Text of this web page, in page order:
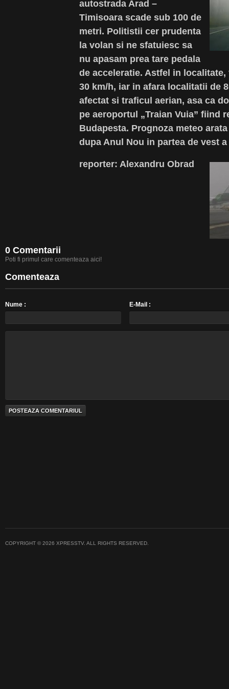
autostrada Arad –
Timisoara scade sub 100 de
metri. Politistii cer prudenta
la volan si ne sfatuiesc sa
nu apasam prea tare pedala
de acceleratie. Astfel in
30 km/h, iar in afara localitatii de
afectat si traficul aerian, asa ca
pe aeroportul „Traian Vuia” fiind
Budapesta. Prognoza meteo
dupa Anul Nou in partea de vest
reporter: Alexandru Obrad
0 Comentarii
Poti fi primul care comenteaza aici!
Comenteaza
Nume : E-Mail :
COPYRIGHT © 2026 XPRESSTV. ALL RIGHTS RESERVED.